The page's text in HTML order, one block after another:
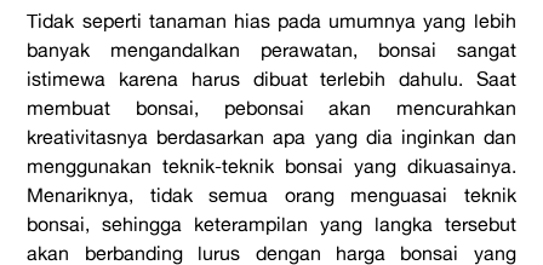
Tidak seperti tanaman hias pada umumnya yang lebih
banyak mengandalkan perawatan, bonsai sangat
istimewa karena harus dibuat terlebih dahulu. Saat
membuat bonsai, pebonsai akan mencurahkan
kreativitasnya berdasarkan apa yang dia inginkan dan
menggunakan teknik-teknik bonsai yang dikuasainya.
Menariknya, tidak semua orang menguasai teknik
bonsai, sehingga keterampilan yang langka tersebut
akan berbanding lurus dengan harga bonsai yang